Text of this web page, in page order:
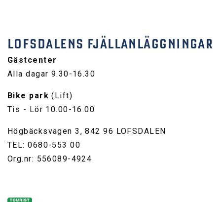
LOFSDALENS FJÄLLANLÄGGNINGAR
Gästcenter
Alla dagar 9.30-16.30
Bike park (Lift)
Tis - Lör 10.00-16.00
Högbäcksvägen 3, 842 96 LOFSDALEN
TEL: 0680-553 00
Org.nr: 556089-4924